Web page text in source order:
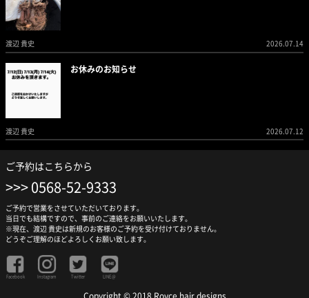
渡辺 貴史 2026.07.14
お休みのお知らせ
渡辺 貴史 2026.07.12
ご予約はこちらから
0568-52-9333
ご予約で営業をさせていただいております。
当日でも結構ですので、事前のご連絡をお願いいたします。
※現在、渡辺 貴史は新規のお客様のご予約を受け付けておりません。
どうぞご理解のほどよろしくお願い致します。
Facebook Instagram Twitter LINE@
Copyright © 2018 Royce hair designs